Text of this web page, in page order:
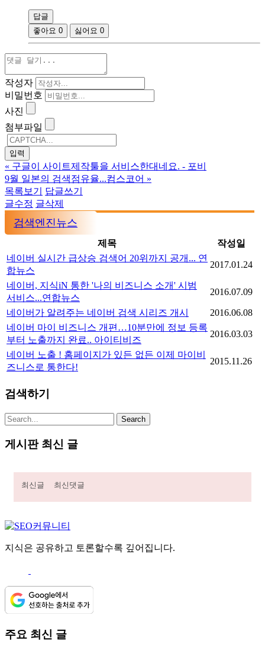
답글
좋아요 0 싫어요 0
작성자
비밀번호
사진
첨부파일
« 구글이 사이트제작툴을 서비스한대네요. - 포비
9월 일본의 검색점유율...컴스코어 »
목록보기
답글쓰기
글수정 글삭제
검색엔진뉴스
제목
작성일
네이버 실시간 급상승 검색어 20위까지 공개... 연
합뉴스
2017.01.24
네이버, 지식iN 통한 '나의 비즈니스 소개' 시범
서비스...연합뉴스
2016.07.09
네이버가 알려주는 네이버 검색 시리즈 개시
2016.06.08
네이버 마이 비즈니스 개편…10분만에 정보 등록
부터 노출까지 완료.. 아이티비즈
2016.03.03
네이버 노출 ! 홈페이지가 있든 없든 이제 마이비
즈니스로 통한다!
2015.11.26
검색하기
게시판 최신 글
최신글 최신댓글
지식은 공유하고 토론할수록 깊어집니다.
주요 최신 글